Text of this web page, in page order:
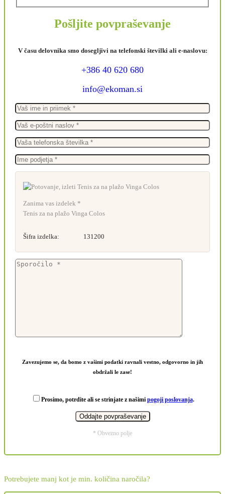
Pošljite povpraševanje
V času delovnika smo dosegljivi na telefonski številki ali e-naslovu:
+386 40 620 680
info@ekoman.si
Zanima vas izdelek *
Tenis za na plažo Vinga Colos
Šifra izdelka: 131200
Zavezujemo se, da bomo z vašimi podatki ravnali vestno, odgovorno in jih
obdržali le zase!
Prosimo, potrdite ali se strinjate z našimi pogoji poslovanja.
* Obvezno polje
Potrebujete manj kot je min. količina naročila?